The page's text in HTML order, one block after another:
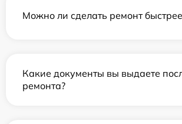
Можно ли сделать ремонт
Какие документы вы выдаете
ремонта?